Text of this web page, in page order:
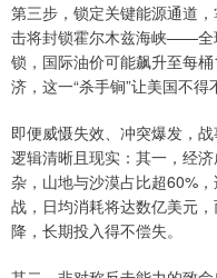
第三步，锁定关键能源通道
击将封锁霍尔木兹海峡——全
锁，国际油价可能飙升至每
济，这一“杀手锏”让美国不得
即便威慑失效、冲突爆发，
逻辑清晰且现实：其一，经
杂，山地与沙漠占比超60%
战，日均消耗将达数亿美元
降，长期投入得不偿失。